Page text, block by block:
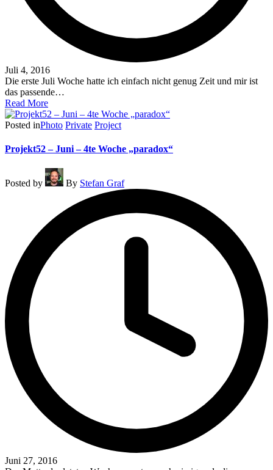
Juli 4, 2016
Die erste Juli Woche hatte ich einfach nicht genug Zeit und mir ist
das passende…
Read More
Posted inPhoto Private Project
Projekt52 – Juni – 4te Woche „paradox“
Posted by By Stefan Graf
Juni 27, 2016